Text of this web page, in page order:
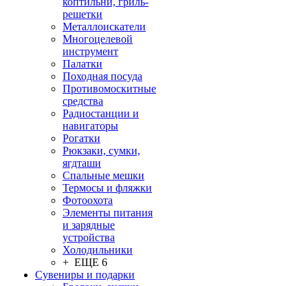
решетки
Металлоискатели
Многоцелевой
инструмент
Палатки
Походная посуда
Противомоскитные
средства
Радиостанции и
навигаторы
Рогатки
Рюкзаки, сумки,
ягдташи
Спальные мешки
Термосы и фляжки
Фотоохота
Элементы питания
и зарядные
устройства
Холодильники
+ ЕЩЕ 6
Сувениры и подарки